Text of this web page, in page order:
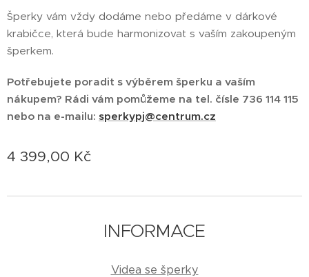
Šperky vám vždy dodáme nebo předáme v dárkové
krabičce, která bude harmonizovat s vaším zakoupeným
šperkem.
Potřebujete poradit s výběrem šperku a vaším
nákupem? Rádi vám pomůžeme na tel. čísle 736 114 115
nebo na e-mailu: sperkypj@centrum.cz
4 399,00 Kč
INFORMACE
Videa se šperky